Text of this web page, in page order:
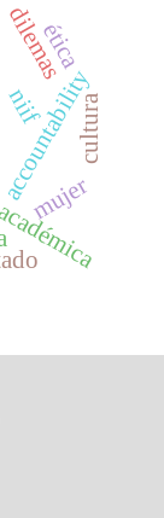
accountability
niif
mujer
cultura
dilemas
ética